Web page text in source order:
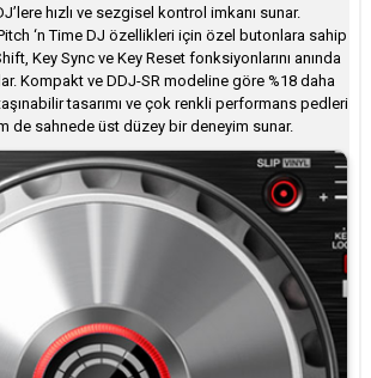
hızlı ve sezgisel kontrol imkanı sunar.
‘n Time DJ özellikleri için özel butonlara sahip
Key Sync ve Key Reset fonksiyonlarını anında
Kompakt ve DDJ-SR modeline göre %18 daha
tasarımı ve çok renkli performans pedleri
de sahnede üst düzey bir deneyim sunar.